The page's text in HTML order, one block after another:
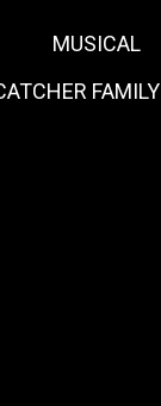
MUSICAL
FAMILY